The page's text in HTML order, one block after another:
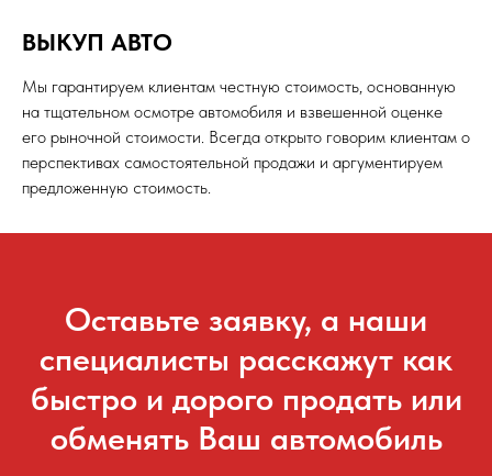
ВЫКУП АВТО
Мы гарантируем клиентам честную стоимость, основанную
на тщательном осмотре автомобиля и взвешенной оценке
его рыночной стоимости. Всегда открыто говорим клиентам о
перспективах самостоятельной продажи и аргументируем
предложенную стоимость.
Оставьте заявку, а наши
специалисты расскажут как
быстро и дорого продать или
обменять Ваш автомобиль